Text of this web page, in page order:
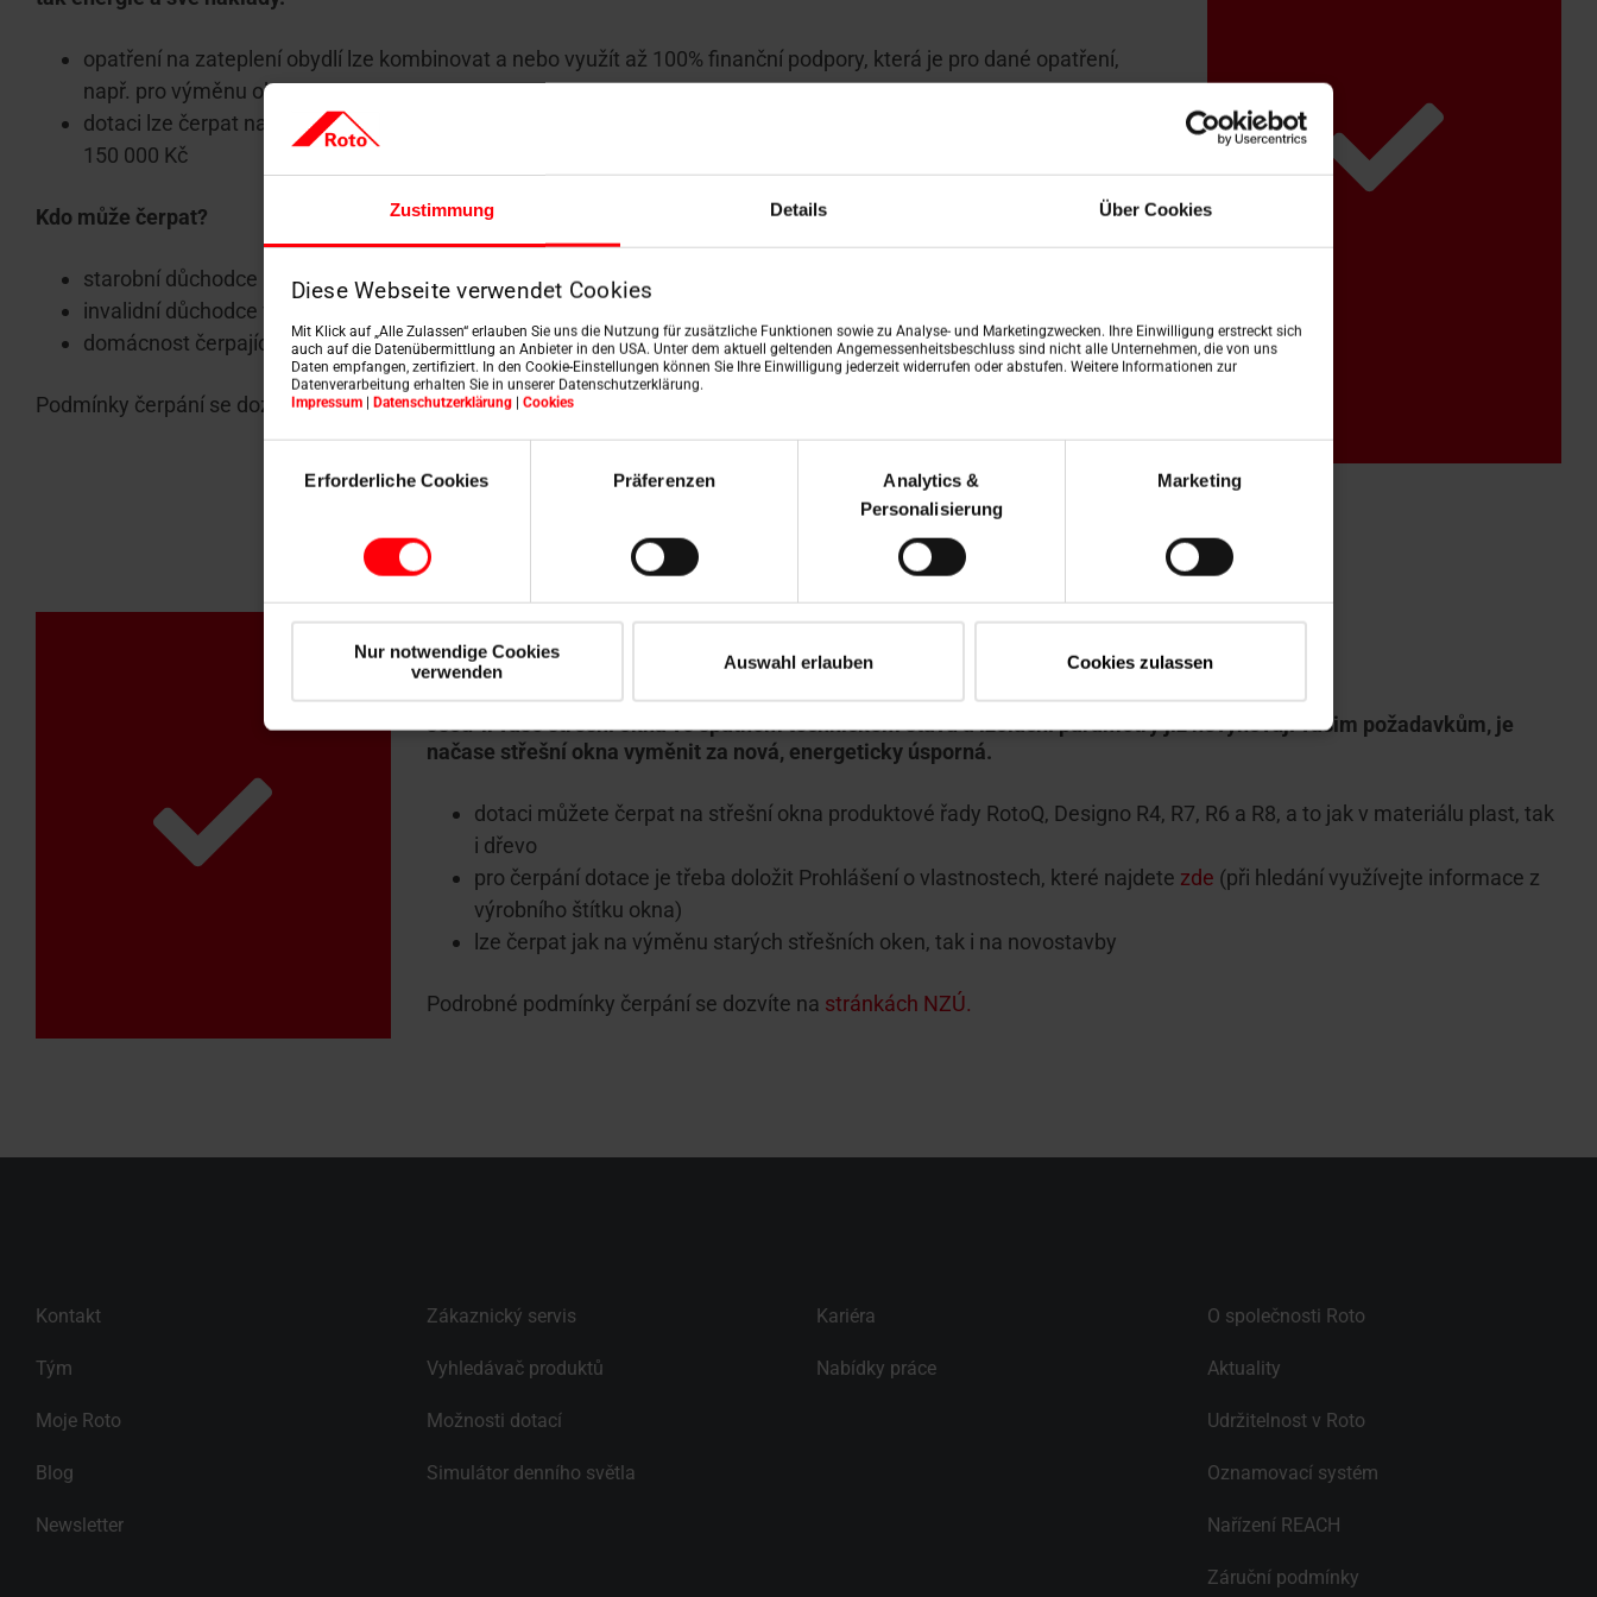
Zustimmung Details Über Cookies
Diese Webseite verwendet Cookies
Mit Klick auf „Alle Zulassen“ erlauben Sie uns die Nutzung für zusätzliche Funktionen sowie zu Analyse- und Marketingzwecken. Ihre Einwilligung erstreckt sich
auch auf die Datenübermittlung an Anbieter in den USA. Unter dem aktuell geltenden Angemessenheitsbeschluss sind nicht alle Unternehmen, die von uns
Daten empfangen, zertifiziert. In den Cookie-Einstellungen können Sie Ihre Einwilligung jederzeit widerrufen oder abstufen. Weitere Informationen zur
Datenverarbeitung erhalten Sie in unserer Datenschutzerklärung.
Impressum| Datenschutzerklärung| Cookies
Erforderliche Cookies
Präferenzen
Analytics &
Personalisierung
Marketing
Nur notwendige Cookies
verwenden
Auswahl erlauben Cookies zulassen
opatření na zateplení obydlí lze kombinovat a nebo využít až 100% finanční podpory, která je pro dané opatření,
např. pro výměnu oken, stanovena
dotaci lze čerpat na jakékoli střešní okno s trojsklem, a to do max. výše 12 000 Kč za 1 kus okna, celkem pak max.
150 000 Kč
Kdo může čerpat?
starobní důchodce
invalidní důchodce ve 3. stupni
domácnost čerpající příspěvek na bydlení
Podmínky čerpání se dozvíte nastránkách NZÚ Light.
Nová zelená úsporám
Jsou-li vaše střešní okna ve špatném technickém stavu a izolační parametry již nevyhovují vašim požadavkům, je
načase střešní okna vyměnit za nová, energeticky úsporná.
dotaci můžete čerpat na střešní okna produktové řady RotoQ, Designo R4, R7, R6 a R8, a to jak v materiálu plast, tak
i dřevo
pro čerpání dotace je třeba doložit Prohlášení o vlastnostech, které najdete zde (při hledání využívejte informace z
výrobního štítku okna)
lze čerpat jak na výměnu starých střešních oken, tak i na novostavby
Podrobné podmínky čerpání se dozvíte na stránkách NZÚ.
Kontakt
Tým
Moje Roto
Blog
Newsletter
Zákaznický servis
Vyhledávač produktů
Možnosti dotací
Simulátor denního světla
Kariéra
Nabídky práce
O společnosti Roto
Aktuality
Udržitelnost v Roto
Oznamovací systém
Nařízení REACH
Záruční podmínky